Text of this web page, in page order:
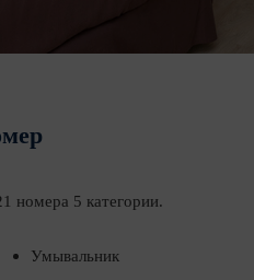
номера 5 категории.
Умывальник